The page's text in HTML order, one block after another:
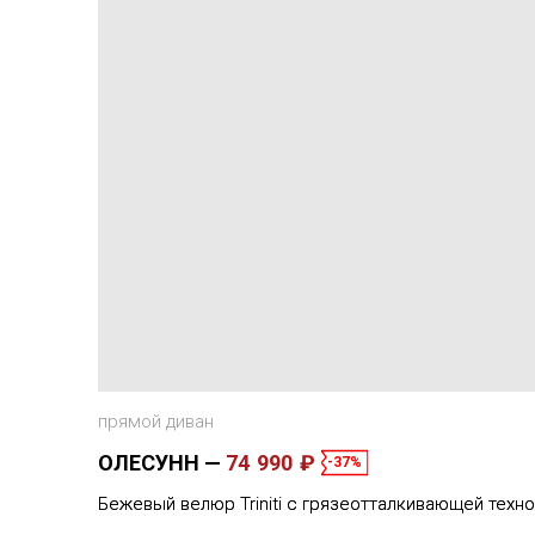
прямой диван
ОЛЕСУНН 74 990 ₽ -37%
Бежевый велюр Triniti с грязеотталкивающей